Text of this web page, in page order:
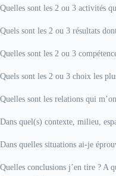
Quelles sont les 2 ou 3 activités
Quels sont les 2 ou 3 résultats
Quelles sont les 2 ou 3
Quels sont les 2 ou 3 choix les
Quelles sont les relations qui
Dans quel(s) contexte, milieu,
Dans quelles situations ai-je
Quelles conclusions j’en tire ? A